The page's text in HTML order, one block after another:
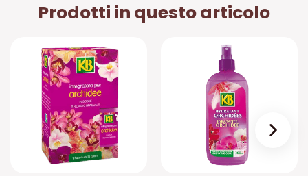
Prodotti in questo articolo
›